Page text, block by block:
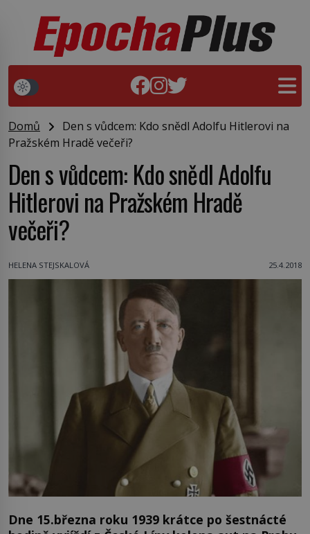
Domů
Den s vůdcem: Kdo snědl Adolfu Hitlerovi na
Pražském Hradě večeři?
Den s vůdcem: Kdo snědl Adolfu
Hitlerovi na Pražském Hradě
večeři?
HELENA STEJSKALOVÁ 25.4.2018
Dne 15.března roku 1939 krátce po šestnácté